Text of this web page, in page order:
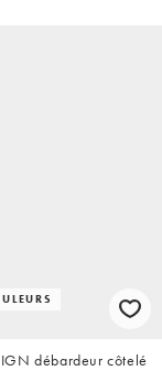
débardeur côtelé